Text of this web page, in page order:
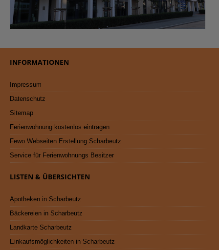
INFORMATIONEN
Impressum
Datenschutz
Sitemap
Ferienwohnung kostenlos eintragen
Fewo Webseiten Erstellung Scharbeutz
Service für Ferienwohnungs Besitzer
LISTEN & ÜBERSICHTEN
Apotheken in Scharbeutz
Bäckereien in Scharbeutz
Landkarte Scharbeutz
Einkaufsmöglichkeiten in Scharbeutz